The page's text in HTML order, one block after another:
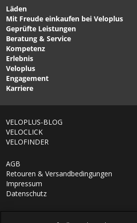
CHF 189.00
R1 HYBRID Damen-
Fleecejacke Light Violet
von PATAGONIA
CHF
Läden
Mit Freude einkaufen bei Veloplus
Geprüfte Leistungen
Beratung & Service
Kompetenz
Erlebnis
Veloplus
Engagement
Karriere
VELOPLUS-BLOG
VELOCLICK
VELOFINDER
AGB
Retouren & Versandbedingungen
Impressum
Datenschutz